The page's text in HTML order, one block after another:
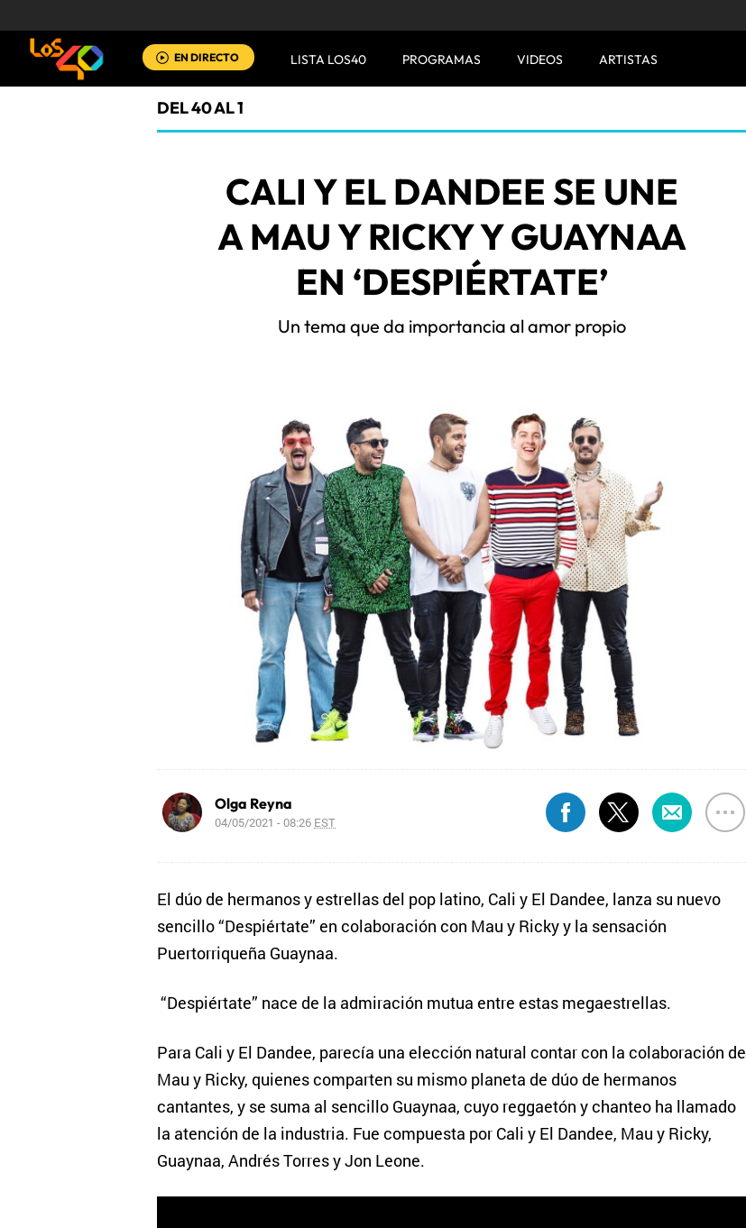
EN DIRECTO LISTA LOS40 PROGRAMAS VIDEOS ARTISTAS
DEL 40 AL 1
CALI Y EL DANDEE SE UNE
A MAU Y RICKY Y GUAYNAA
EN ‘DESPIÉRTATE’
Un tema que da importancia al amor propio
Olga Reyna
04/05/2021 - 08:26 EST
El dúo de hermanos y estrellas del pop latino, Cali y El Dandee, lanza su nuevo
sencillo “Despiértate” en colaboración con Mau y Ricky y la sensación
Puertorriqueña Guaynaa.
“Despiértate” nace de la admiración mutua entre estas megaestrellas.
Para Cali y El Dandee, parecía una elección natural contar con la colaboración de
Mau y Ricky, quienes comparten su mismo planeta de dúo de hermanos
cantantes, y se suma al sencillo Guaynaa, cuyo reggaetón y chanteo ha llamado
la atención de la industria. Fue compuesta por Cali y El Dandee, Mau y Ricky,
Guaynaa, Andrés Torres y Jon Leone.